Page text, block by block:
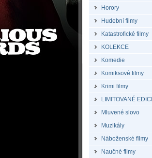
Horory
Hudební filmy
Katastrofické filmy
KOLEKCE
Komedie
Komiksové filmy
Krimi filmy
LIMITOVANÉ
Mluvené slovo
Muzikály
Náboženské filmy
Naučné filmy